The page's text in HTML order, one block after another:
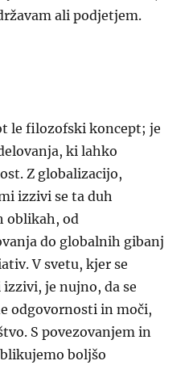
ali podjetjem.
le filozofski koncept; je
ki lahko
Z globalizacijo,
izzivi se ta duh
oblikah, od
do globalnih gibanj
V svetu, kjer se
je nujno, da se
odgovornosti in moči,
S povezovanjem in
boljšo